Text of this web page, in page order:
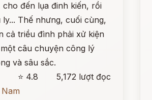
cho đến lụa đinh kiến, rồi
Thế nhưng, cuối cùng,
cả triều đình phải xử kiện
câu chuyện công lý
và sâu sắc.
⭐ 4.8
5,172 lượt đọc